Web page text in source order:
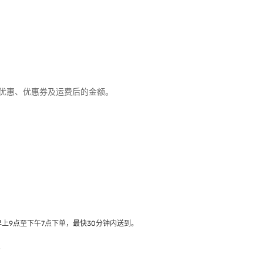
、优惠券及运费后的金额。
9点至下午7点下单，最快30分钟内送到​。